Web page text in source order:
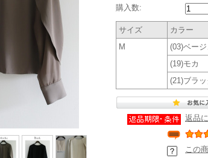
購入数:
サイズ カラー
M
(03)ベージ
(19)モカ
(21)ブラッ
返品
この